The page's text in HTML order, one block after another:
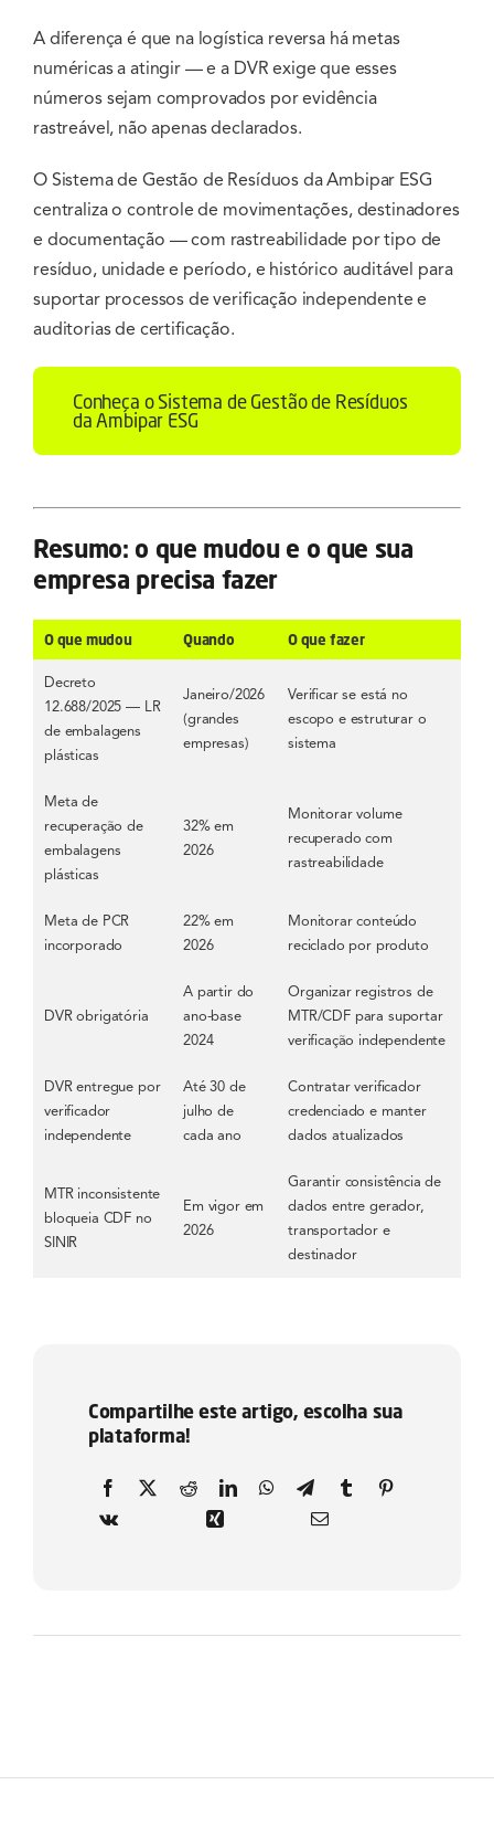
A diferença é que na logística reversa há metas
numéricas a atingir — e a DVR exige que esses
números sejam comprovados por evidência
rastreável, não apenas declarados.
O Sistema de Gestão de Resíduos da Ambipar ESG
centraliza o controle de movimentações, destinadores
e documentação — com rastreabilidade por tipo de
resíduo, unidade e período, e histórico auditável para
suportar processos de verificação independente e
auditorias de certificação.
Conheça o Sistema de Gestão de Resíduos
da Ambipar ESG
Resumo: o que mudou e o que sua
empresa precisa fazer
O que mudou Quando O que fazer
Decreto
12.688/2025 — LR
de embalagens
plásticas
Janeiro/2026
(grandes
empresas)
Verificar se está no
escopo e estruturar o
sistema
Meta de
recuperação de
embalagens
plásticas
32% em
2026
Monitorar volume
recuperado com
rastreabilidade
Meta de PCR
incorporado
22% em
2026
Monitorar conteúdo
reciclado por produto
DVR obrigatória
A partir do
ano-base
2024
Organizar registros de
MTR/CDF para suportar
verificação independente
DVR entregue por
verificador
independente
Até 30 de
julho de
cada ano
Contratar verificador
credenciado e manter
dados atualizados
MTR inconsistente
bloqueia CDF no
SINIR
Em vigor em
2026
Garantir consistência de
dados entre gerador,
transportador e
destinador
Compartilhe este artigo, escolha sua
plataforma!